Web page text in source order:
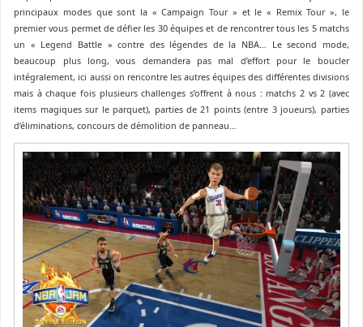
principaux modes que sont la « Campaign Tour » et le « Remix Tour », le
premier vous permet de défier les 30 équipes et de rencontrer tous les 5 matchs
un « Legend Battle » contre des légendes de la NBA… Le second mode,
beaucoup plus long, vous demandera pas mal d’effort pour le boucler
intégralement, ici aussi on rencontre les autres équipes des différentes divisions
mais à chaque fois plusieurs challenges s’offrent à nous : matchs 2 vs 2 (avec
items magiques sur le parquet), parties de 21 points (entre 3 joueurs), parties
d’éliminations, concours de démolition de panneau…